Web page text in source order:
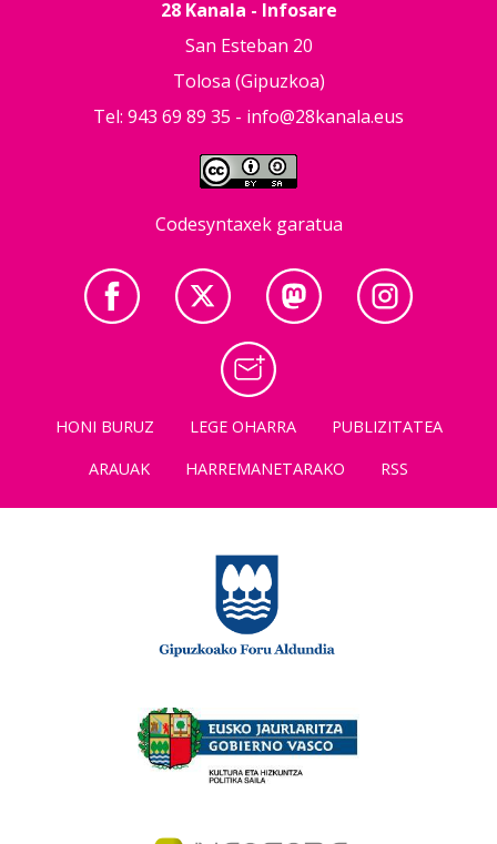
28 Kanala - Infosare
San Esteban 20
Tolosa (Gipuzkoa)
Tel: 943 69 89 35 - info@28kanala.eus
Codesyntaxek garatua
HONI BURUZ LEGE OHARRA
PUBLIZITATEA
ARAUAK
HARREMANETARAKO RSS